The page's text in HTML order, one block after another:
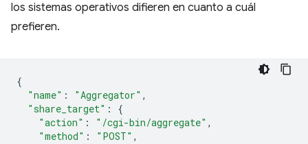
los sistemas operativos difieren en cuanto a cuál
prefieren.
{
"name" : "Aggregator" ,
"share_target" :
{
"action" : "/cgi-bin/aggregate" ,
"method" : "POST" ,